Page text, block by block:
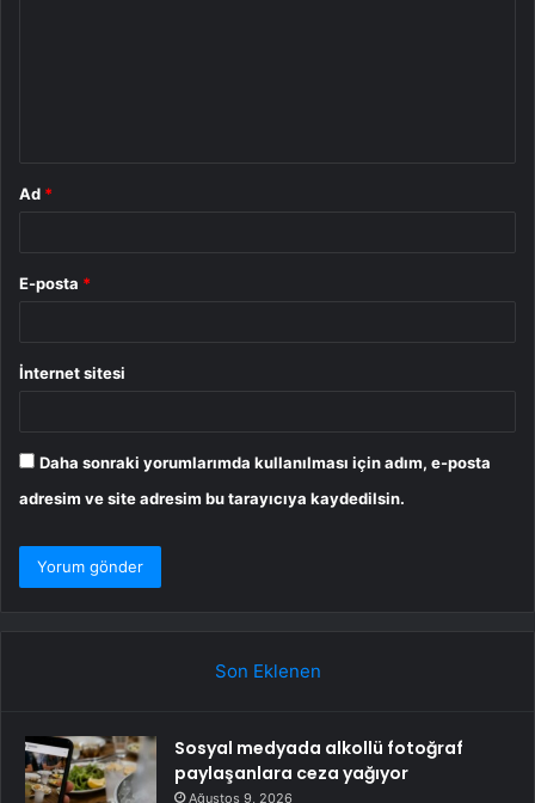
Ad *
E-posta *
İnternet sitesi
Daha sonraki yorumlarımda kullanılması için adım, e-posta
adresim ve site adresim bu tarayıcıya kaydedilsin.
Son Eklenen
Sosyal medyada alkollü fotoğraf
paylaşanlara ceza yağıyor
Ağustos 9, 2026